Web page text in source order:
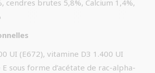
cendres brutes 5,8%, Calcium 1,4%,
UI (E672), vitamine D3 1.400 UI
sous forme d’acétate de rac-alpha-